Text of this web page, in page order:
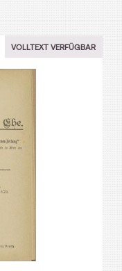
VOLLTEXT VERFÜGBAR